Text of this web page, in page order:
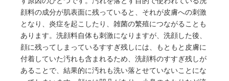
顔料の成分が肌表面に残っていると、それが皮膚への刺激
となり、炎症を起こしたり、雑菌の繁殖につながることも
あります。洗顔料自体も刺激になりますが、洗顔した後、
顔に残ってしまっているすすぎ残しには、もともと皮膚に
付着していた汚れも含まれるため、洗顔料のすすぎ残しが
あることで、結果的に汚れも洗い落とせていないことにな